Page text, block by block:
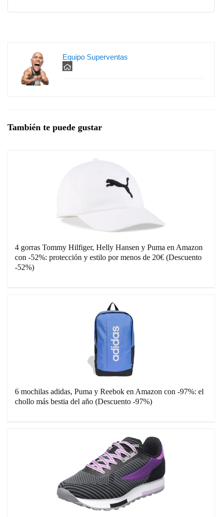
Equipo Superventas
También te puede gustar
4 gorras Tommy Hilfiger, Helly Hansen y Puma en Amazon
con -52%: protección y estilo por menos de 20€ (Descuento
-52%)
6 mochilas adidas, Puma y Reebok en Amazon con -97%: el
chollo más bestia del año (Descuento -97%)